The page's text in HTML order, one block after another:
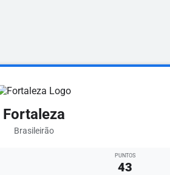
Fortaleza
Brasileirão
PUNTOS
43